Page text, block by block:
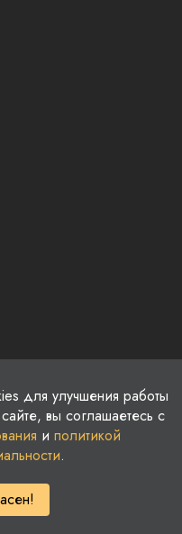
для улучшения работы
вы соглашаетесь с
и политикой
.